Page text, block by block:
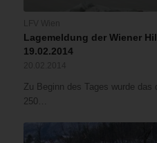
Lagemeldung der Wiener
19.02.2014
Zu Beginn des Tages wurde das
250…